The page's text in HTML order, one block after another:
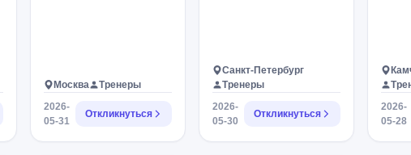
Москва
Тренеры
2026-
05-31
Откликнуться
Санкт-Петербург
Тренеры
2026-
05-30
Откликнуться
2026-
05-28